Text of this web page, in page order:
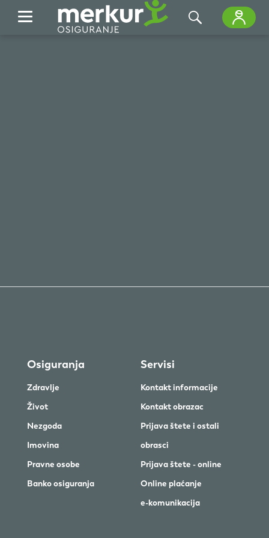
Osiguranja
Zdravlje
Život
Nezgoda
Imovina
Pravne osobe
Banko osiguranja
Servisi
Kontakt informacije
Kontakt obrazac
Prijava štete i ostali
obrasci
Prijava štete - online
Online plaćanje
e-komunikacija